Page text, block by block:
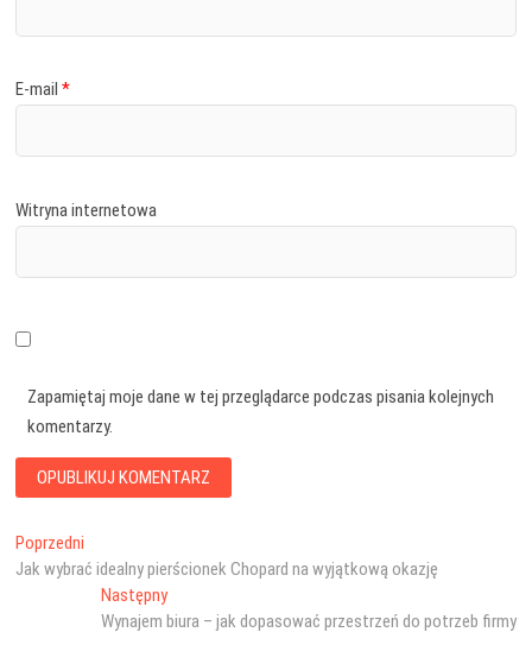
E-mail*
Witryna internetowa
Zapamiętaj moje dane w tej przeglądarce podczas pisania kolejnych
komentarzy.
Nawigacja
wpisu
Poprzedni
wpis:
Jak wybrać idealny pierścionek Chopard na wyjątkową okazję
NastępnyNastępny
wpis:
Wynajem biura – jak dopasować przestrzeń do potrzeb firmy